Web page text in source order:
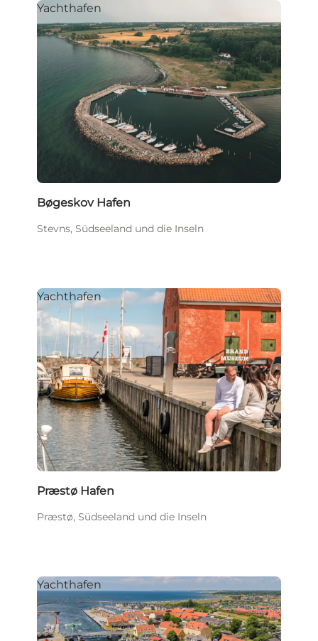
Yachthafen
Bøgeskov Hafen
Stevns, Südseeland und die Inseln
Yachthafen
Præstø Hafen
Præstø, Südseeland und die Inseln
Yachthafen